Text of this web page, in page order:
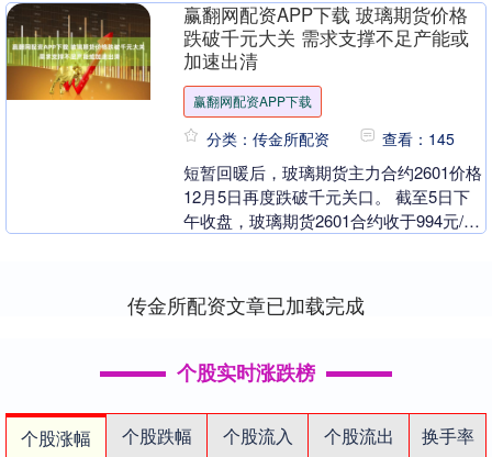
赢翻网配资APP下载 玻璃期货价格
跌破千元大关 需求支撑不足产能或
加速出清
赢翻网配资APP下载
分类：传金所配资 查看：145
短暂回暖后，玻璃期货主力合约2601价格
12月5日再度跌破千元关口。 截至5日下
午收盘，玻璃期货2601合约收于994元/
传金所配资文章已加载完成
个股实时涨跌榜
个股涨幅 个股跌幅 个股流入 个股流出
换手率